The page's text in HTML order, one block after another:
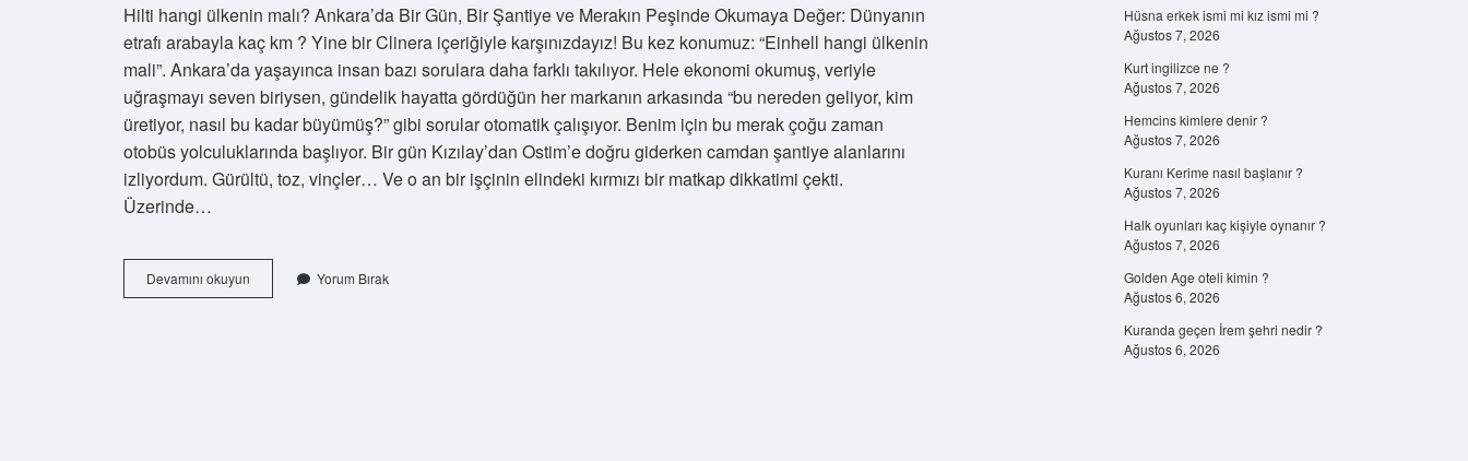
Hilti hangi ülkenin malı? Ankara’da Bir Gün, Bir Şantiye ve Merakın Peşinde Okumaya Değer: Dünyanın
etrafı arabayla kaç km ? Yine bir Clinera içeriğiyle karşınızdayız! Bu kez konumuz: “Einhell hangi ülkenin
mali”. Ankara’da yaşayınca insan bazı sorulara daha farklı takılıyor. Hele ekonomi okumuş, veriyle
uğraşmayı seven biriysen, gündelik hayatta gördüğün her markanın arkasında “bu nereden geliyor, kim
üretiyor, nasıl bu kadar büyümüş?” gibi sorular otomatik çalışıyor. Benim için bu merak çoğu zaman
otobüs yolculuklarında başlıyor. Bir gün Kızılay’dan Ostim’e doğru giderken camdan şantiye alanlarını
izliyordum. Gürültü, toz, vinçler… Ve o an bir işçinin elindeki kırmızı bir matkap dikkatimi çekti.
Üzerinde…
Devamını okuyun
hangi
Yorum Bırak
Hüsna erkek ismi mi kız ismi mi ?
Ağustos 7, 2026
Kurt ingilizce ne ?
Ağustos 7, 2026
Hemcins kimlere denir ?
Ağustos 7, 2026
Kuranı Kerime nasıl başlanır ?
Ağustos 7, 2026
Halk oyunları kaç kişiyle oynanır ?
Ağustos 7, 2026
Golden Age oteli kimin ?
Ağustos 6, 2026
Kuranda geçen İrem şehri nedir ?
Ağustos 6, 2026